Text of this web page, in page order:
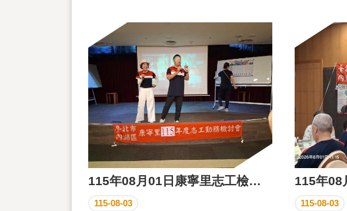
115年08月01日康寧里志工檢討會暨會後餐敘活動花絮
115-08-03 115-08-03